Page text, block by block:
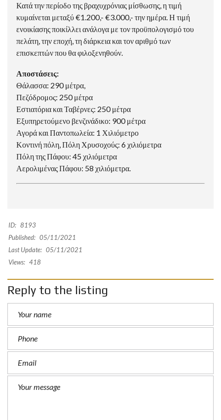
Κατά την περίοδο της βραχυχρόνιας μίσθωσης, η τιμή
κυμαίνεται μεταξύ €1.200,- €3.000,- την ημέρα. Η τιμή
ενοικίασης ποικίλλει ανάλογα με τον προϋπολογισμό του
πελάτη, την εποχή, τη διάρκεια και τον αριθμό των
επισκεπτών που θα φιλοξενηθούν.
Αποστάσεις:
Θάλασσα: 290 μέτρα,
Πεζόδρομος: 250 μέτρα
Εστιατόρια και Ταβέρνες: 250 μέτρα
Εξυπηρετούμενο βενζινάδικο: 900 μέτρα
Αγορά και Παντοπωλεία: 1 Χιλιόμετρο
Κοντινή πόλη, Πόλη Χρυσοχούς: 6 χιλιόμετρα
Πόλη της Πάφου: 45 χιλιόμετρα
Αερολιμένας Πάφου: 58 χιλιόμετρα.
ID: 8193
Published: 05/11/2021
Last Update: 05/11/2021
Views: 418
Reply to the listing